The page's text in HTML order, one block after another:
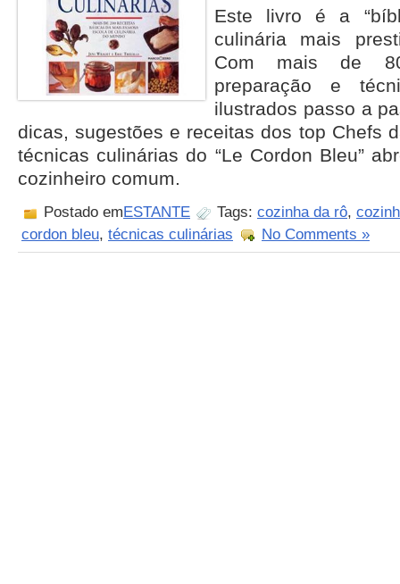
Este livro é a
culinária mais
Com mais de
preparação e
ilustrados passo a
dicas, sugestões e receitas dos top Chefs
técnicas culinárias do “Le Cordon Bleu”
cozinheiro comum.
Postado emESTANTE Tags: cozinha da rô,
cordon bleu, técnicas culinárias No Comments »